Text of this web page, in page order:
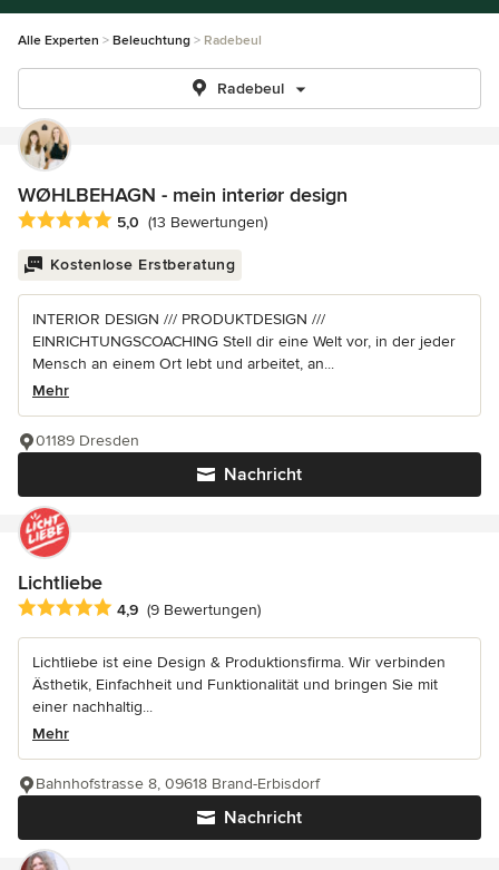
Alle Experten Beleuchtung Radebeul
Radebeul
WØHLBEHAGN - mein interiør design
Durchschnittliche Bewertung: 5 von 5 Sternen
5,0 (13 Bewertungen)
Kostenlose Erstberatung
INTERIOR DESIGN /// PRODUKTDESIGN ///
EINRICHTUNGSCOACHING Stell dir eine Welt vor, in der jeder
Mensch an einem Ort lebt und arbeitet, an...
Mehr
Nachricht
01189 Dresden
Lichtliebe
Durchschnittliche Bewertung: 4.9 von 5 Sternen
4,9 (9 Bewertungen)
Lichtliebe ist eine Design & Produktionsfirma. Wir verbinden
Ästhetik, Einfachheit und Funktionalität und bringen Sie mit
einer nachhaltig...
Mehr
Nachricht
Bahnhofstrasse 8, 09618 Brand-Erbisdorf